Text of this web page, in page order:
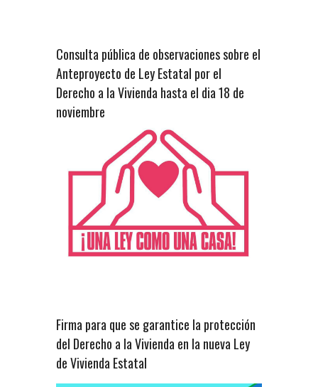
Consulta pública de observaciones sobre el
Anteproyecto de Ley Estatal por el
Derecho a la Vivienda hasta el dia 18 de
noviembre
Firma para que se garantice la protección
del Derecho a la Vivienda en la nueva Ley
de Vivienda Estatal